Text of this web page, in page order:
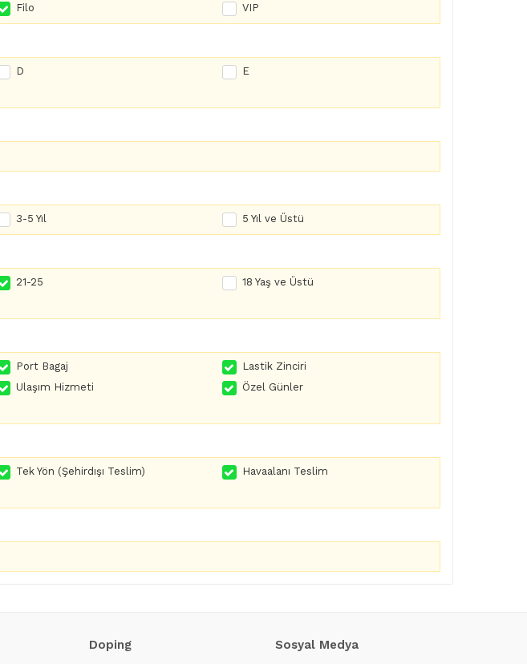
Filo VIP
D
E
3-5 Yıl 5 Yıl ve Üstü
21-25
18 Yaş ve Üstü
Port Bagaj
Lastik Zinciri
Ulaşım Hizmeti
Özel Günler
Tek Yön (Şehirdışı Teslim)
Havaalanı Teslim
Doping Sosyal Medya